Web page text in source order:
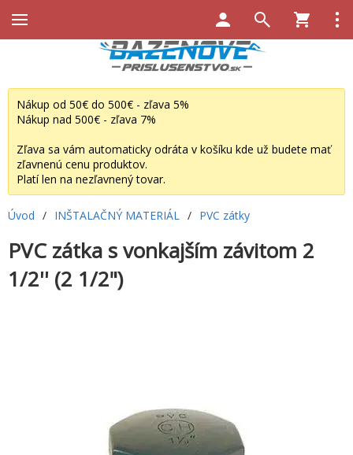
Nákup od 50€ do 500€ - zľava 5%
Nákup nad 500€ - zľava 7%
Zľava sa vám automaticky odráta v košíku kde už budete mať
zľavnenú cenu produktov.
Platí len na nezľavnený tovar.
Úvod / INŠTALAČNÝ MATERIÁL / PVC zátky
PVC zátka s vonkajším závitom 2
1/2'' (2 1/2")